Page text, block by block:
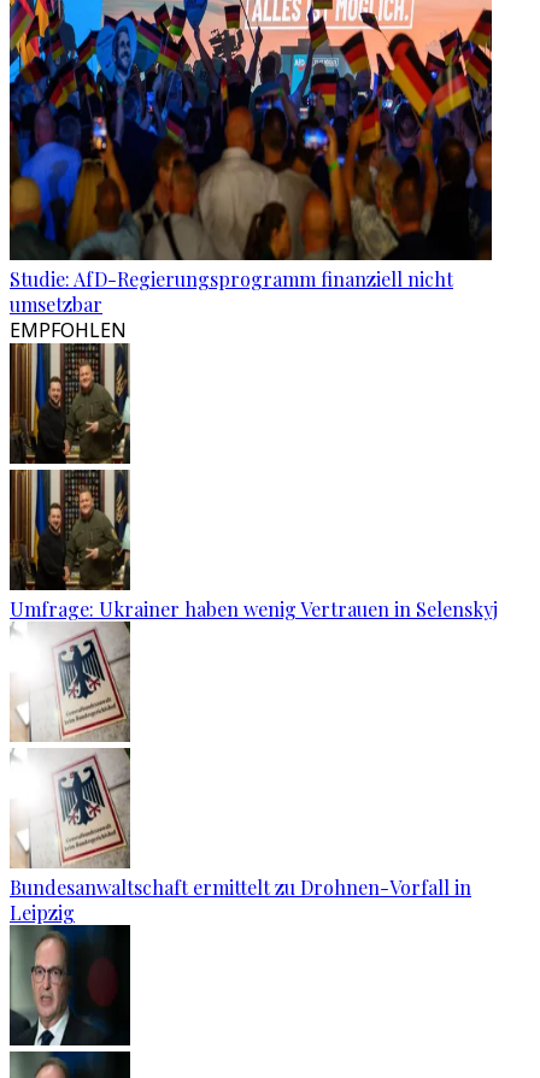
Studie: AfD-Regierungsprogramm finanziell nicht
umsetzbar
EMPFOHLEN
Umfrage: Ukrainer haben wenig Vertrauen in Selenskyj
Bundesanwaltschaft ermittelt zu Drohnen-Vorfall in
Leipzig